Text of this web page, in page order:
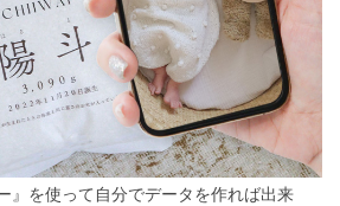
』を使って自分でデータを作れば出来